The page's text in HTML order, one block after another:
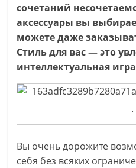
сочетаний
аксессуары вы
можете даже
Стиль для вас — это
интеллектуальная
.
Вы очень дорожите
себя без всяких